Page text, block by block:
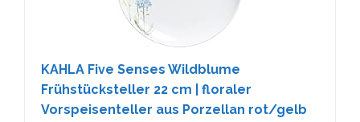
KAHLA Five Senses Wildblume
Frühstücksteller 22 cm | floraler
Vorspeisenteller aus Porzellan rot/gelb